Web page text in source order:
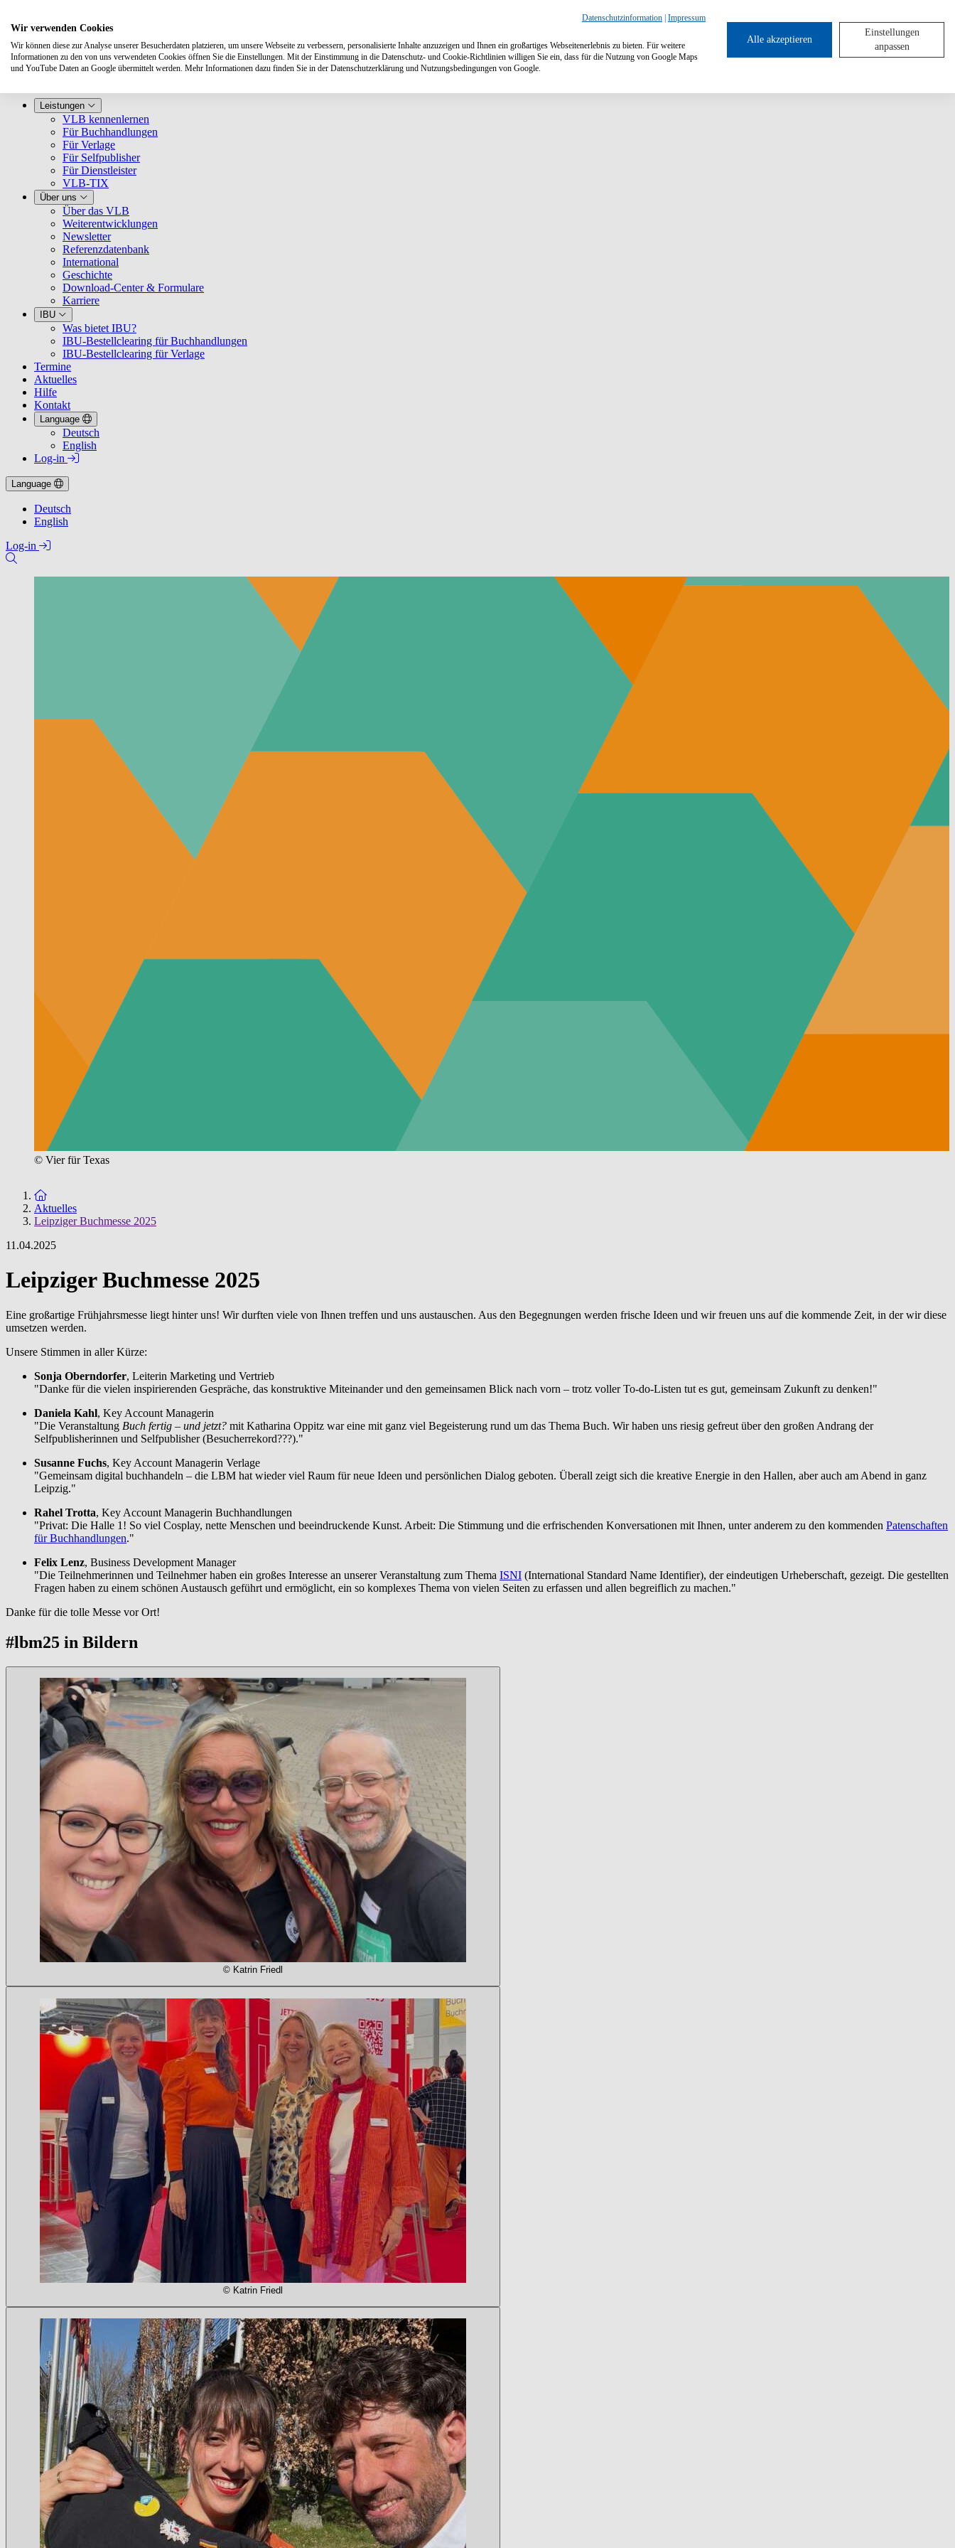
Leistungen
VLB kennenlernen
Für Buchhandlungen
Für Verlage
Für Selfpublisher
Für Dienstleister
VLB-TIX
Über uns
Über das VLB
Weiterentwicklungen
Newsletter
Referenzdatenbank
International
Geschichte
Download-Center & Formulare
Karriere
IBU
Was bietet IBU?
IBU-Bestellclearing für Buchhandlungen
IBU-Bestellclearing für Verlage
Termine
Aktuelles
Hilfe
Kontakt
Language
Deutsch
English
Log-in
Language
Deutsch
English
Log-in
© Vier für Texas
Zur Startseite
Aktuelles
Leipziger Buchmesse 2025
11.04.2025
Leipziger Buchmesse 2025
Eine großartige Frühjahrsmesse liegt hinter uns! Wir durften viele von Ihnen treffen und uns austauschen. Aus den Begegnungen werden frische Ideen und wir freuen uns auf die kommende Zeit, in der wir diese
umsetzen werden.
Unsere Stimmen in aller Kürze:
Sonja Oberndorfer, Leiterin Marketing und Vertrieb
"Danke für die vielen inspirierenden Gespräche, das konstruktive Miteinander und den gemeinsamen Blick nach vorn – trotz voller To-do-Listen tut es gut, gemeinsam Zukunft zu denken!"
Daniela Kahl, Key Account Managerin
"Die Veranstaltung Buch fertig – und jetzt? mit Katharina Oppitz war eine mit ganz viel Begeisterung rund um das Thema Buch. Wir haben uns riesig gefreut über den großen Andrang der
Selfpublisherinnen und Selfpublisher (Besucherrekord???)."
Susanne Fuchs, Key Account Managerin Verlage
"Gemeinsam digital buchhandeln – die LBM hat wieder viel Raum für neue Ideen und persönlichen Dialog geboten. Überall zeigt sich die kreative Energie in den Hallen, aber auch am Abend in ganz
Leipzig."
Rahel Trotta, Key Account Managerin Buchhandlungen
"Privat: Die Halle 1! So viel Cosplay, nette Menschen und beeindruckende Kunst. Arbeit: Die Stimmung und die erfrischenden Konversationen mit Ihnen, unter anderem zu den kommenden Patenschaften
für Buchhandlungen."
Felix Lenz, Business Development Manager
"Die Teilnehmerinnen und Teilnehmer haben ein großes Interesse an unserer Veranstaltung zum Thema ISNI (International Standard Name Identifier), der eindeutigen Urheberschaft, gezeigt. Die gestellten
Fragen haben zu einem schönen Austausch geführt und ermöglicht, ein so komplexes Thema von vielen Seiten zu erfassen und allen begreiflich zu machen."
Danke für die tolle Messe vor Ort!
#lbm25 in Bildern
© Katrin Friedl
© Katrin Friedl
Datenschutzinformation Impressum
Wir verwenden Cookies
Wir können diese zur Analyse unserer Besucherdaten platzieren, um unsere Webseite zu verbessern, personalisierte Inhalte anzuzeigen und Ihnen ein großartiges Webseitenerlebnis zu bieten. Für weitere
Informationen zu den von uns verwendeten Cookies öffnen Sie die Einstellungen. Mit der Einstimmung in die Datenschutz- und Cookie-Richtlinien willigen Sie ein, dass für die Nutzung von Google Maps
und YouTube Daten an Google übermittelt werden. Mehr Informationen dazu finden Sie in der Datenschutzerklärung und Nutzungsbedingungen von Google.
Alle akzeptieren
Einstellungen
anpassen